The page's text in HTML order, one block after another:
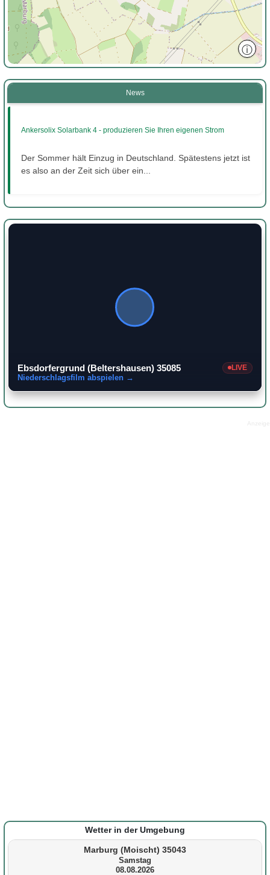
ⓘ
News
Ankersolix Solarbank 4 - produzieren Sie Ihren eigenen Strom
Der Sommer hält Einzug in Deutschland. Spätestens jetzt ist
es also an der Zeit sich über ein...
Ebsdorfergrund (Beltershausen) 35085 LIVE
Niederschlagsfilm abspielen →
Wetter in der Umgebung
Marburg (Moischt) 35043
Samstag
08.08.2026